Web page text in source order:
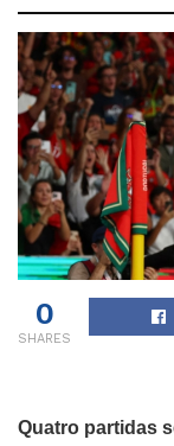
0
SHARES
Quatro partidas